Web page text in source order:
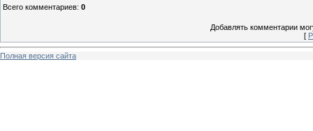
Всего комментариев: 0
Добавлять комментарии
[
Полная версия сайта